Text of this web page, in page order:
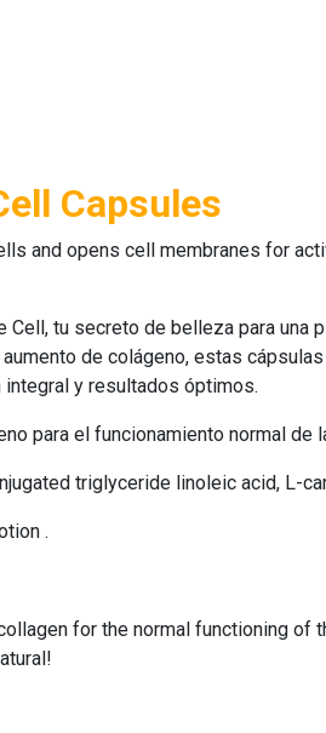
Capsules
and opens cell membranes for
Cell, tu secreto de belleza para una
de colágeno, estas
integral y resultados óptimos.
para el funcionamiento normal de
triglyceride linoleic acid, L-
.
for the normal functioning of